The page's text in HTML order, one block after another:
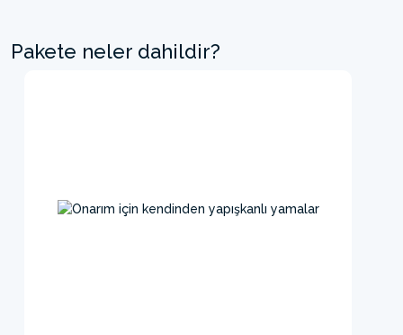
Pakete neler dahildir?